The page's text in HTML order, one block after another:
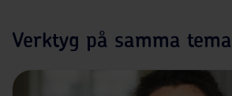
Verktyg på samma tema